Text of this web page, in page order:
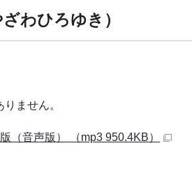
わひろゆき）
ません。
音声版） （mp3 950.4KB）